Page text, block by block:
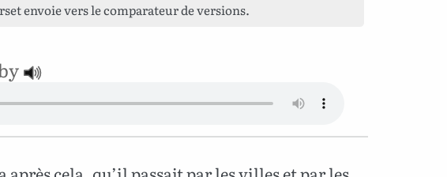
envoie vers le comparateur de versions.